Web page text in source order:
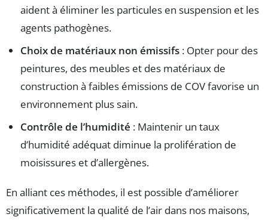
aident à éliminer les particules en suspension et les
agents pathogènes.
Choix de matériaux non émissifs : Opter pour des
peintures, des meubles et des matériaux de
construction à faibles émissions de COV favorise un
environnement plus sain.
Contrôle de l’humidité : Maintenir un taux
d’humidité adéquat diminue la prolifération de
moisissures et d’allergènes.
En alliant ces méthodes, il est possible d’améliorer
significativement la qualité de l’air dans nos maisons,